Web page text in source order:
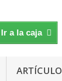
Ir a la caja